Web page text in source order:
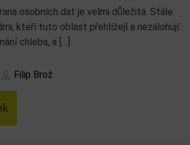
osobních dat je velmi důležitá. Stále
kteří tuto oblast přehlížejí a nezálohují.
chleba, a […]
Filip Brož